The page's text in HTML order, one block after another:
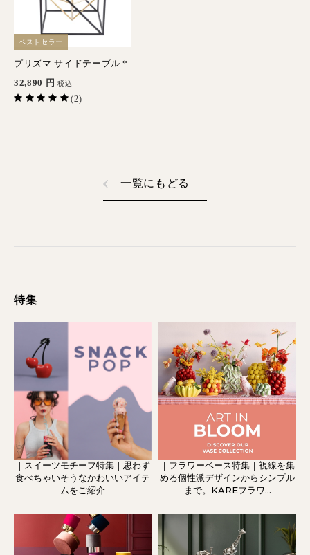
ベストセラー
プリズマ サイドテーブル *
32,890 円 税込
(2)
一覧にもどる
特集
｜スイーツモチーフ特集｜思わず
食べちゃいそうなかわいいアイテ
ムをご紹介
｜フラワーベース特集｜視線を集
める個性派デザインからシンプル
まで。KAREフラワ...